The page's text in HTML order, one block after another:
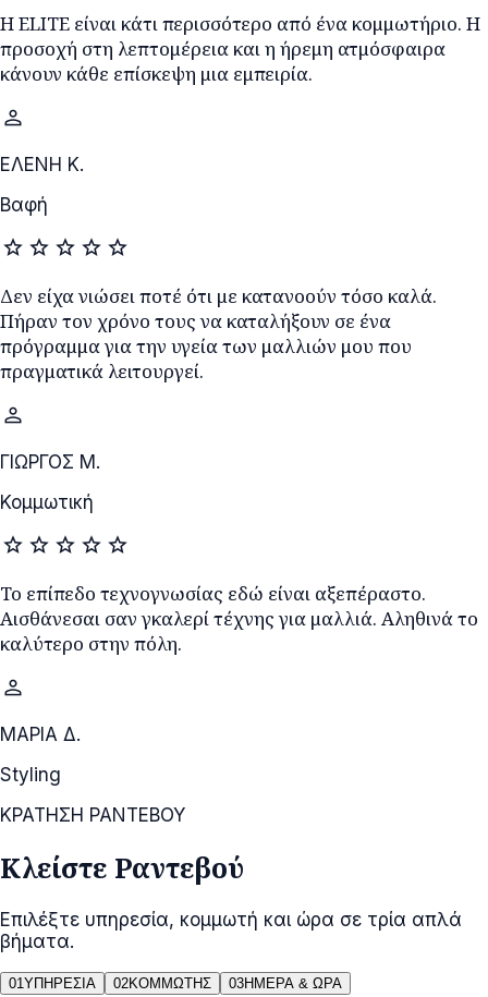
Η ELITE είναι κάτι περισσότερο από ένα κομμωτήριο. Η
προσοχή στη λεπτομέρεια και η ήρεμη ατμόσφαιρα
κάνουν κάθε επίσκεψη μια εμπειρία.
person
ΕΛΕΝΗ Κ.
Βαφή
star star star star star
Δεν είχα νιώσει ποτέ ότι με κατανοούν τόσο καλά.
Πήραν τον χρόνο τους να καταλήξουν σε ένα
πρόγραμμα για την υγεία των μαλλιών μου που
πραγματικά λειτουργεί.
person
ΓΙΩΡΓΟΣ Μ.
Κομμωτική
star star star star star
Το επίπεδο τεχνογνωσίας εδώ είναι αξεπέραστο.
Αισθάνεσαι σαν γκαλερί τέχνης για μαλλιά. Αληθινά το
καλύτερο στην πόλη.
person
ΜΑΡΙΑ Δ.
Styling
ΚΡΑΤΗΣΗ ΡΑΝΤΕΒΟΥ
Κλείστε Ραντεβού
Επιλέξτε υπηρεσία, κομμωτή και ώρα σε τρία απλά
βήματα.
01ΥΠΗΡΕΣΙΑ 02ΚΟΜΜΩΤΗΣ 03ΗΜΕΡΑ & ΩΡΑ